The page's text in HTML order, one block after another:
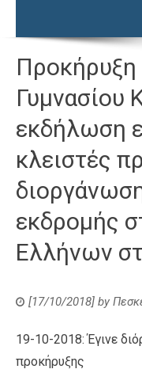
Προκήρυξη
Γυμνασίου
εκδήλωση
κλειστές
εκδρομής
Ελλήνων
[17/10/2018] by
19-10-2018: Έγινε
προκήρυξης